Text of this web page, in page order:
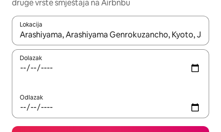
druge vrste smještaja na Airbnbu
Lokacija
Kada budu dostupni rezultati, moći ćete ih pregledati
Dolazak
Odlazak